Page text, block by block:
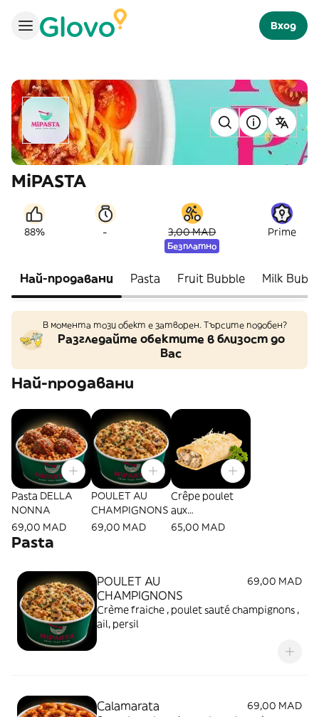
Вход
MiPASTA
88% - 3,00 MAD
Безплатно
Prime
Най-продавани Pasta Fruit Bubble Milk
В момента този обект е затворен. Търсите подобен?
Разгледайте обектите в близост до
Вас
Най-продавани
Pasta DELLA
NONNA
69,00 MAD
POULET AU
CHAMPIGNONS
69,00 MAD
Crêpe poulet
aux
champignons
65,00 MAD
Pasta
POULET AU
CHAMPIGNONS
69,00 MAD
Crème fraiche , poulet sauté champignons ,
ail, persil
Calamarata
69,00 MAD